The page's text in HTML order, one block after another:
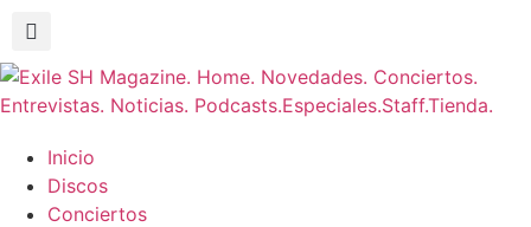
Inicio
Discos
Conciertos